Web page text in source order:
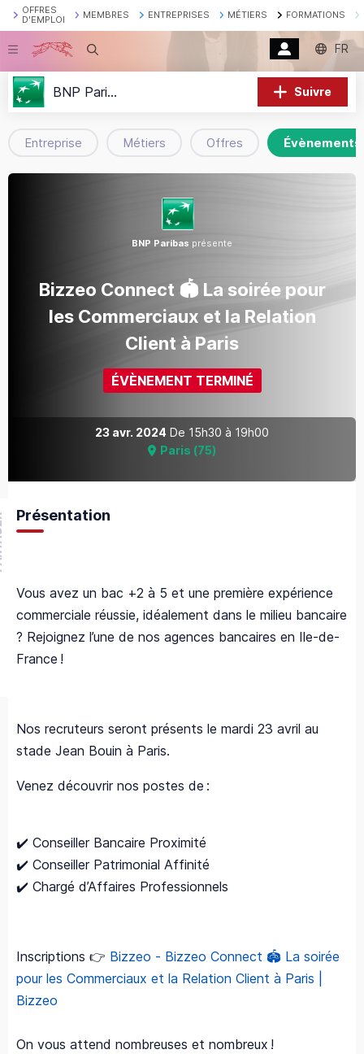
OFFRES
D'EMPLOI
MEMBRES ENTREPRISES MÉTIERS FORMATIONS
Recherche FR
BNP Paribas Suivre
Entreprise Métiers Offres Évènements
BNP Paribas présente
Bizzeo Connect 🏟️ La soirée pour
les Commerciaux et la Relation
Client à Paris
ÉVÈNEMENT TERMINÉ
23 avr. 2024 De 15h30 à 19h00
Paris (75)
Présentation
Vous avez un bac +2 à 5 et une première expérience
commerciale réussie, idéalement dans le milieu bancaire
? Rejoignez l’une de nos agences bancaires en Ile-de-
France !
Nos recruteurs seront présents le mardi 23 avril au
stade Jean Bouin à Paris.
Venez découvrir nos postes de :
✔️ Conseiller Bancaire Proximité
✔️ Conseiller Patrimonial Affinité
✔️ Chargé d’Affaires Professionnels
Inscriptions 👉 Bizzeo - Bizzeo Connect 🏟️ La soirée
pour les Commerciaux et la Relation Client à Paris |
Bizzeo
On vous attend nombreuses et nombreux !